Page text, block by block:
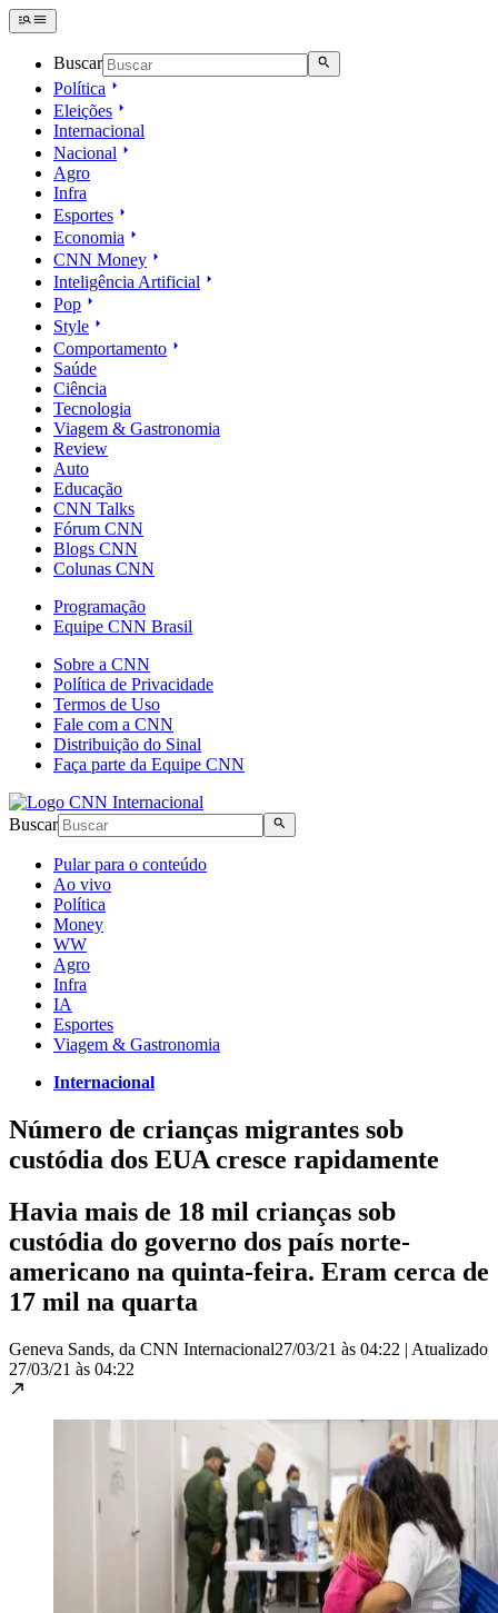
Buscar
Política
Eleições
Internacional
Nacional
Agro
Infra
Esportes
Economia
CNN Money
Inteligência Artificial
Pop
Style
Comportamento
Saúde
Ciência
Tecnologia
Viagem & Gastronomia
Review
Auto
Educação
CNN Talks
Fórum CNN
Blogs CNN
Colunas CNN
Programação
Equipe CNN Brasil
Sobre a CNN
Política de Privacidade
Termos de Uso
Fale com a CNN
Distribuição do Sinal
Faça parte da Equipe CNN
Buscar
Pular para o conteúdo
Ao vivo
Política
Money
WW
Agro
Infra
IA
Esportes
Viagem & Gastronomia
Internacional
Número de crianças migrantes sob
custódia dos EUA cresce rapidamente
Havia mais de 18 mil crianças sob
custódia do governo dos país norte-
americano na quinta-feira. Eram cerca de
17 mil na quarta
Geneva Sands, da CNN Internacional27/03/21 às 04:22 | Atualizado
27/03/21 às 04:22